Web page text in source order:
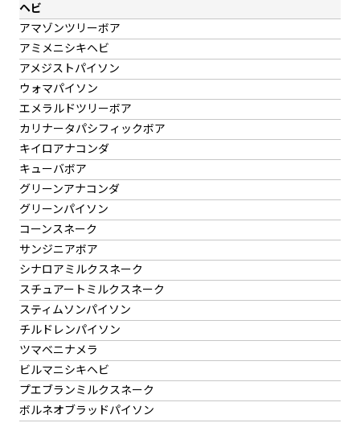
ヘビ
アマゾンツリーボア
アミメニシキヘビ
アメジストパイソン
ウォマパイソン
エメラルドツリーボア
カリナータパシフィックボア
キイロアナコンダ
キューバボア
グリーンアナコンダ
グリーンパイソン
コーンスネーク
サンジニアボア
シナロアミルクスネーク
スチュアートミルクスネーク
スティムソンパイソン
チルドレンパイソン
ツマベニナメラ
ビルマニシキヘビ
プエブランミルクスネーク
ボルネオブラッドパイソン